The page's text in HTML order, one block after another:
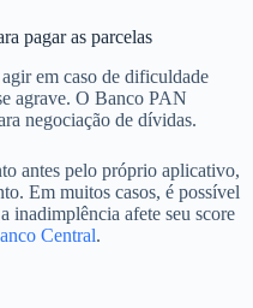
pagar as parcelas
em caso de dificuldade
agrave. O Banco PAN
negociação de dívidas.
antes pelo próprio aplicativo,
Em muitos casos, é possível
inadimplência afete seu score
Central.